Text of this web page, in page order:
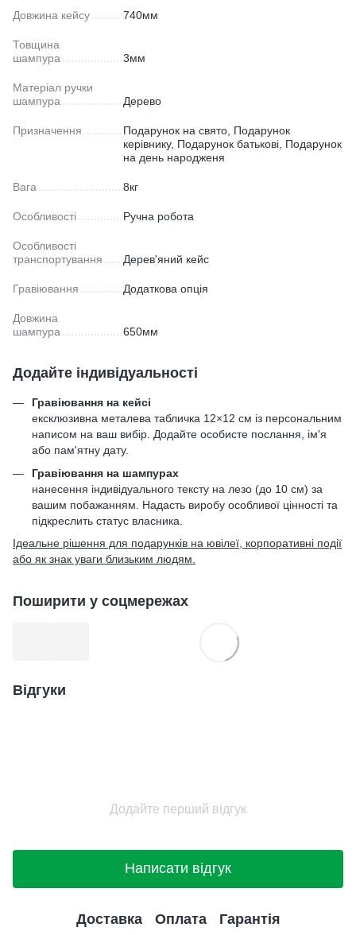
Довжина кейсу 740мм
Товщина
шампура
3мм
Матеріал ручки
шампура
Дерево
Призначення
Подарунок на свято, Подарунок
керівнику, Подарунок батькові, Подарунок
на день народженя
Вага 8кг
Особливості Ручна робота
Особливості
транспортування
Дерев'яний кейс
Гравіювання Додаткова опція
Довжина
шампура
650мм
Додайте індивідуальності
Гравіювання на кейсі
ексклюзивна металева табличка 12×12 см із персональним
написом на ваш вибір. Додайте особисте послання, ім'я
або пам'ятну дату.
Гравіювання на шампурах
нанесення індивідуального тексту на лезо (до 10 см) за
вашим побажанням. Надасть виробу особливої цінності та
підкреслить статус власника.
Ідеальне рішення для подарунків на ювілеї, корпоративні події
або як знак уваги близьким людям.
Поширити у соцмережах
Відгуки
Додайте перший відгук
Написати відгук
Доставка Оплата Гарантія